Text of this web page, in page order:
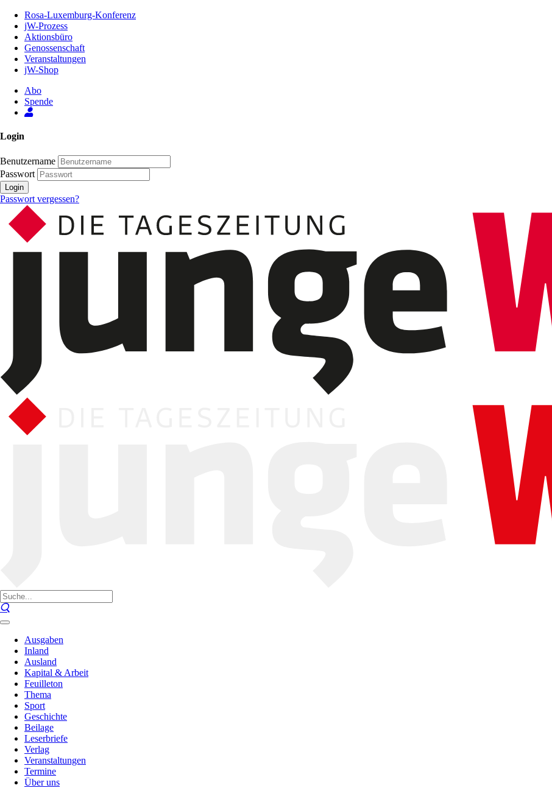
Inhalt
Seite
Rosa-Luxemburg-Konferenz
jW-Prozess
Aktionsbüro
Genossenschaft
Veranstaltungen
jW-Shop
Abo
Spende
Login
Benutzername
Passwort
Login
Passwort vergessen?
Ausgaben
Inland
Ausland
Kapital & Arbeit
Feuilleton
Thema
Sport
Geschichte
Beilage
Leserbriefe
Verlag
Veranstaltungen
Termine
Über uns